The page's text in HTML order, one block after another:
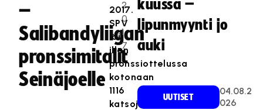
–
Salibandyliigan
pronssimitalit
Seinäjoelle
2
0
1
7
2017.
SPV
löi
illan
pronssiottelussa
kotonaan
1116
katsojan
kuussa –
lipunmyynti jo
auki
UUTISET
04.08.2
026